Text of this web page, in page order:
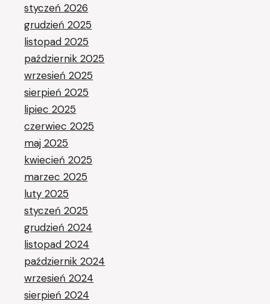
styczeń 2026
grudzień 2025
listopad 2025
październik 2025
wrzesień 2025
sierpień 2025
lipiec 2025
czerwiec 2025
maj 2025
kwiecień 2025
marzec 2025
luty 2025
styczeń 2025
grudzień 2024
listopad 2024
październik 2024
wrzesień 2024
sierpień 2024